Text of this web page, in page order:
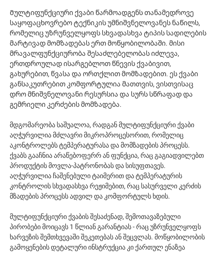
Მულტიფუნქციური ქვაბი წარმოადგენს თანამედროვე
საყოფაცხოვრებო ტექნიკის უმნიშვნელოვანეს ნაწილს,
რომელიც უზრუნველყოფს სხვადასხვა ტიპის სადილების
მარტივად მომზადებას ერთ მოწყობილობაში. მისი
მრავალფუნქციურობა შესაძლებელობას იძლევა,
ერთდროულად ისარგებლოთ წნევის ქვაბივით,
გახურებით, წვასა და ორთქლით მომზადებით. ეს ქვაბი
განსაკუთრებით კომფორტულია მათთვის, ვისთვისაც
დრო მნიშვნელოვანი რესურსია და სურს სწრაფად და
გემრიელი კერძების მომზადება.
მდგომარეობა საშუალოა, რადგან მულტიფუნქციური ქვაბი
აღჭურვილია მძლავრი მიკროპროცესორით, რომელიც
აკონტროლებს ტემპერატურასა და მომზადების პროცესს.
ქვაბს გააჩნია არაწებოფერრ ან ფუნქცია, რაც გაგიადვილებთ
პროდუქტის მოვლა-პატრონობას და სისუფთავეს.
აღჭურვილია ჩაშენებული ტაიმერით და ტემპერატურის
კონტროლის სხვადასხვა რეჟიმებით, რაც სასურველი კერძის
მზადების პროცესს ადვილ და კომფორტულს ხდის.
მულტიფუნქციური ქვაბის შესაძენად, შემოთავაზებული
პირობები მოიცავს 1 წლიან გარანტიას - რაც უზრუნველყოფს
ხარვეზის შემთხვევაში შეკეთებას ან შეცვლას. მოწყობილობის
გამოყენების დეტალური ინსტრუქცია კი ქართულ ენაზეა